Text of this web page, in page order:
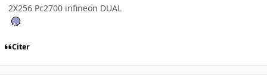
2X256 Pc2700 infineon DUAL
Citer